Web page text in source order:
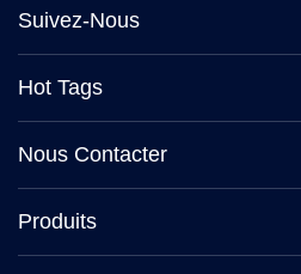
Suivez-Nous
Hot Tags
Nous Contacter
Produits